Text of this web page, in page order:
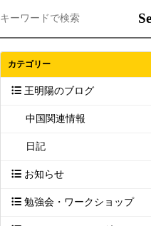
カテゴリー
王明陽のブログ
中国関連情報
日記
お知らせ
勉強会・ワークショップ